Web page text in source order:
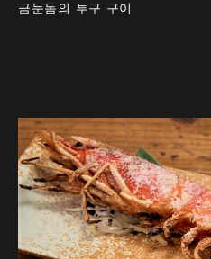
금눈돔의 투구 구이